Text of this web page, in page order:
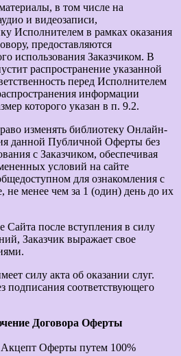
в том числе на
и видеозаписи,
Исполнителем в рамках оказания
предоставляются
использования Заказчиком. В
распространение указанной
перед Исполнителем
информации
которого указан в п. 9.2.
изменять библиотеку Онлайн-
данной Публичной Оферты без
с Заказчиком, обеспечивая
условий на сайте
для ознакомления с
не менее чем за 1 (один) день до их
Сайта после вступления в силу
Заказчик выражает свое
силу акта об оказании слуг.
подписания соответствующего
Договора Оферты
Акцепт Оферты путем 100%